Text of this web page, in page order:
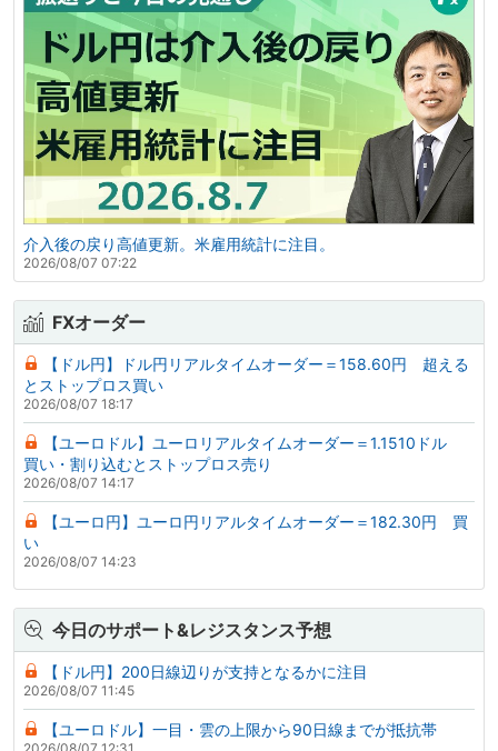
介入後の戻り高値更新。米雇用統計に注目。
2026/08/07 07:22
FXオーダー
【ドル円】ドル円リアルタイムオーダー＝158.60円 超える
とストップロス買い
2026/08/07 18:17
【ユーロドル】ユーロリアルタイムオーダー＝1.1510ドル
買い・割り込むとストップロス売り
2026/08/07 14:17
【ユーロ円】ユーロ円リアルタイムオーダー＝182.30円 買
い
2026/08/07 14:23
今日のサポート&レジスタンス予想
【ドル円】200日線辺りが支持となるかに注目
2026/08/07 11:45
【ユーロドル】一目・雲の上限から90日線までが抵抗帯